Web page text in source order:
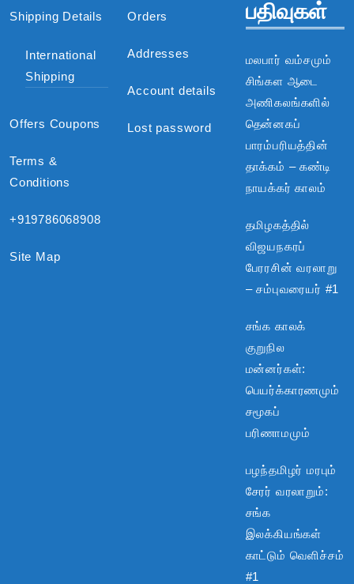
Shipping Details
International
Shipping
Offers Coupons
Terms &
Conditions
+919786068908
Site Map
Orders
Addresses
Account details
Lost password
பதிவுகள்
மலபார் வம்சமும்
சிங்கள ஆடை
அணிகலங்களில்
தென்னகப்
பாரம்பரியத்தின்
தாக்கம் – கண்டி
நாயக்கர் காலம்
தமிழகத்தில்
விஜயநகரப்
பேரரசின் வரலாறு
– சம்புவரையர் #1
சங்க காலக்
குறுநில
மன்னர்கள்:
பெயர்க்காரணமும்
சமூகப்
பரிணாமமும்
பழந்தமிழர் மரபும்
சேரர் வரலாறும்:
சங்க
இலக்கியங்கள்
காட்டும் வெளிச்சம்
#1